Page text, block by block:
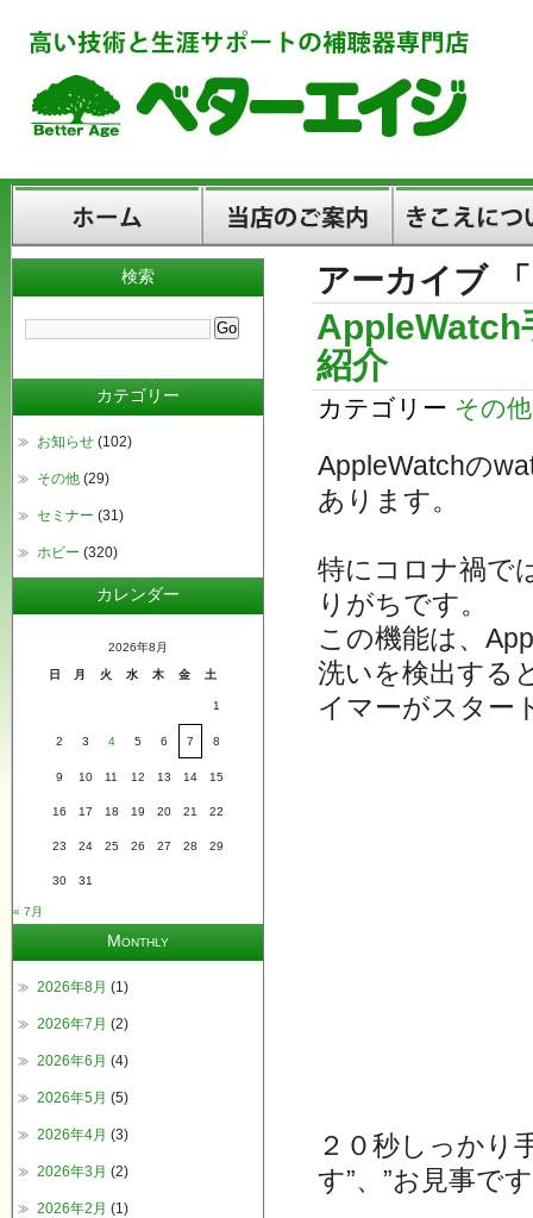
きこえについて
アーカイブ
AppleWatch
紹介
カテゴリー その他
AppleWatchの
あります。
特にコロナ禍で
りがちです。
この機能は、
洗いを検出する
イマーがスター
２０秒しっかり
す”、”お見事で
検索
カテゴリー
お知らせ (102)
その他 (29)
セミナー (31)
ホビー (320)
カレンダー
2026年8月
日 月 火 水 木 金 土
1
2 3 4 5 6 7 8
9 10 11 12 13 14 15
16 17 18 19 20 21 22
23 24 25 26 27 28 29
30 31
« 7月
Monthly
2026年8月 (1)
2026年7月 (2)
2026年6月 (4)
2026年5月 (5)
2026年4月 (3)
2026年3月 (2)
2026年2月 (1)